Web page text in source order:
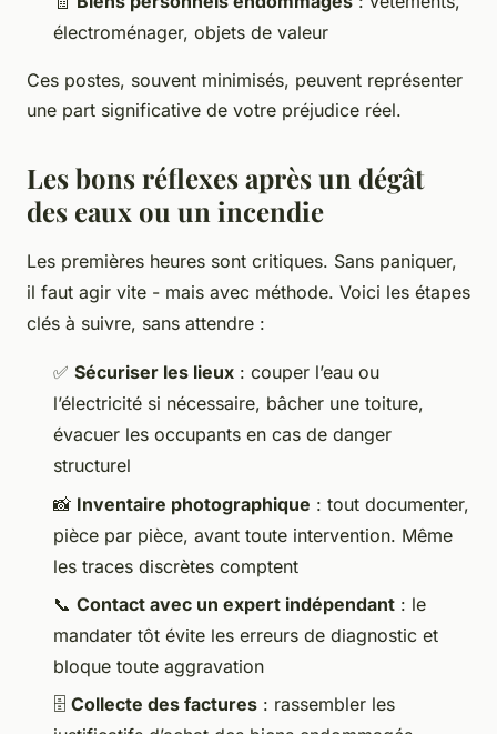
électroménager, objets de valeur
Ces postes, souvent minimisés, peuvent représenter
une part significative de votre préjudice réel.
Les bons réflexes après un dégât
des eaux ou un incendie
Les premières heures sont critiques. Sans paniquer,
il faut agir vite - mais avec méthode. Voici les étapes
clés à suivre, sans attendre :
✅ Sécuriser les lieux : couper l’eau ou
l’électricité si nécessaire, bâcher une toiture,
évacuer les occupants en cas de danger
structurel
📸 Inventaire photographique : tout documenter,
pièce par pièce, avant toute intervention. Même
les traces discrètes comptent
📞 Contact avec un expert indépendant : le
mandater tôt évite les erreurs de diagnostic et
bloque toute aggravation
🗄️ Collecte des factures : rassembler les